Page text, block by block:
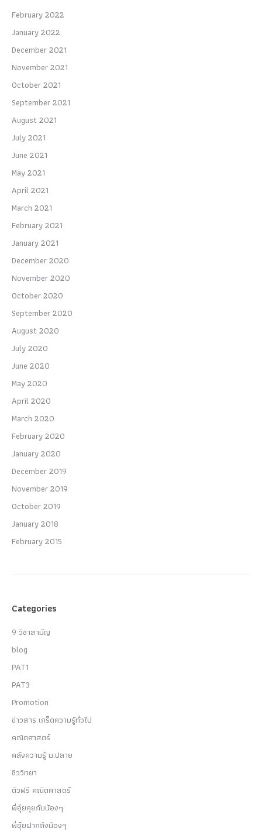
February 2022
January 2022
December 2021
November 2021
October 2021
September 2021
August 2021
July 2021
June 2021
May 2021
April 2021
March 2021
February 2021
January 2021
December 2020
November 2020
October 2020
September 2020
August 2020
July 2020
June 2020
May 2020
April 2020
March 2020
February 2020
January 2020
December 2019
November 2019
October 2019
January 2018
February 2015
Categories
9 วิชาสามัญ
blog
PAT1
PAT3
Promotion
ข่าวสาร เกร็ดความรู้ทั่วไป
คณิตศาสตร์
คลังความรู้ ม.ปลาย
ชีววิทยา
ติวฟรี คณิตศาสตร์
พี่อุ๋ยคุยกับน้องๆ
พี่อุ๋ยฝากถึงน้องๆ